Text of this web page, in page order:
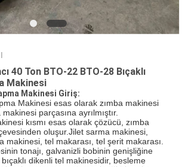
40 Ton BTO-22 BTO-28 Bıçaklı
Makinesi
Makinesi Giriş:
Makinesi esas olarak zımba makinesi
parçasına ayrılmıştır.
kısmı esas olarak çözücü, zımba
oluşur.Jilet sarma makinesi,
makinesi, tel makarası, tel şerit makarası.
tonajı, galvanizli bobinin genişliğine
dikenli tel makinesidir, besleme